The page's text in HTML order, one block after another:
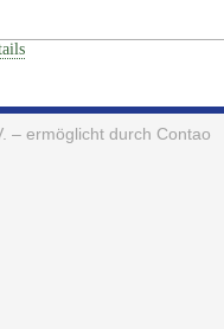
– ermöglicht durch Contao